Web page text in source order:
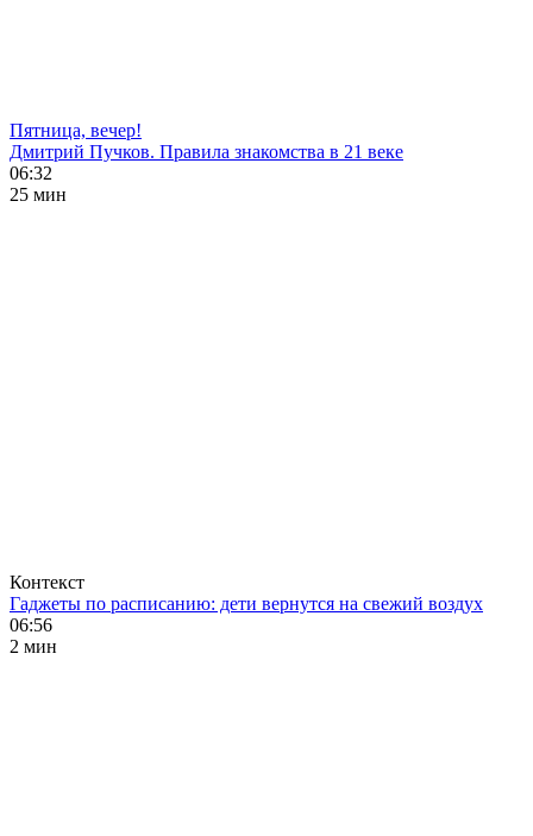
Пятница, вечер!
Дмитрий Пучков. Правила знакомства в 21 веке
06:32
25 мин
Контекст
Гаджеты по расписанию: дети вернутся на свежий воздух
06:56
2 мин